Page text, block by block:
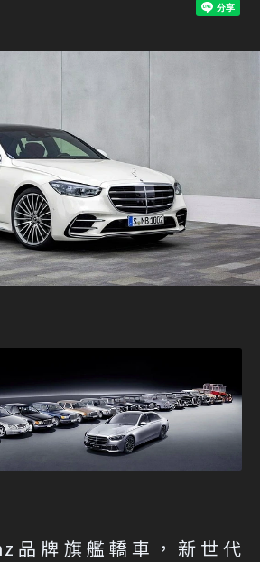
品牌旗艦轎車，新世代